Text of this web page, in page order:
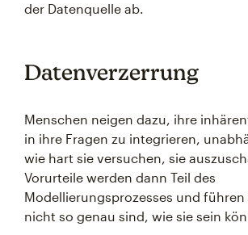
der Datenquelle ab.
Datenverzerrung
Menschen neigen dazu, ihre
in ihre Fragen zu integrieren,
wie hart sie versuchen, sie
Vorurteile werden dann Teil des
Modellierungsprozesses und führen
nicht so genau sind, wie sie sein